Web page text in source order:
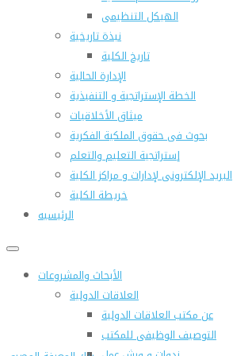
الهيكل التنظيمى
نبذة تاريخية
تاريخ الكلية
الإدارة الحالية
الخطة الإستراتجية و التنفيذية
ميثاق الأخلاقيات
بحوث فى حقوق الملكية الفكرية
إستراتجية التعليم والتعلم
البريد الإلكترونى لإدارات و مراكز الكلية
خريطة الكلية
الرئيسيه
الأبحاث والمشروعات
العلاقات الدولية
عن مكتب العلاقات الدولية
التوصيف الوظيفى للمكتب